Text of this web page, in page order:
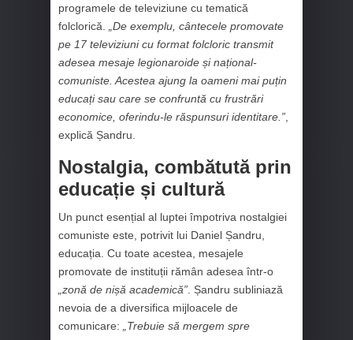
programele de televiziune cu tematică
folclorică.
„De exemplu, cântecele promovate
pe 17 televiziuni cu format folcloric transmit
adesea mesaje legionaroide și național-
comuniste. Acestea ajung la oameni mai puțin
educați sau care se confruntă cu frustrări
economice, oferindu-le răspunsuri identitare.”
explică Șandru.
Nostalgia, combătută prin
educație și cultură
Un punct esențial al luptei împotriva nostalgiei
comuniste este, potrivit lui Daniel Șandru,
educația. Cu toate acestea, mesajele
promovate de instituții rămân adesea într-o
„zonă de nișă academică” . Șandru subliniază
nevoia de a diversifica mijloacele de
comunicare:
„Trebuie să mergem spre